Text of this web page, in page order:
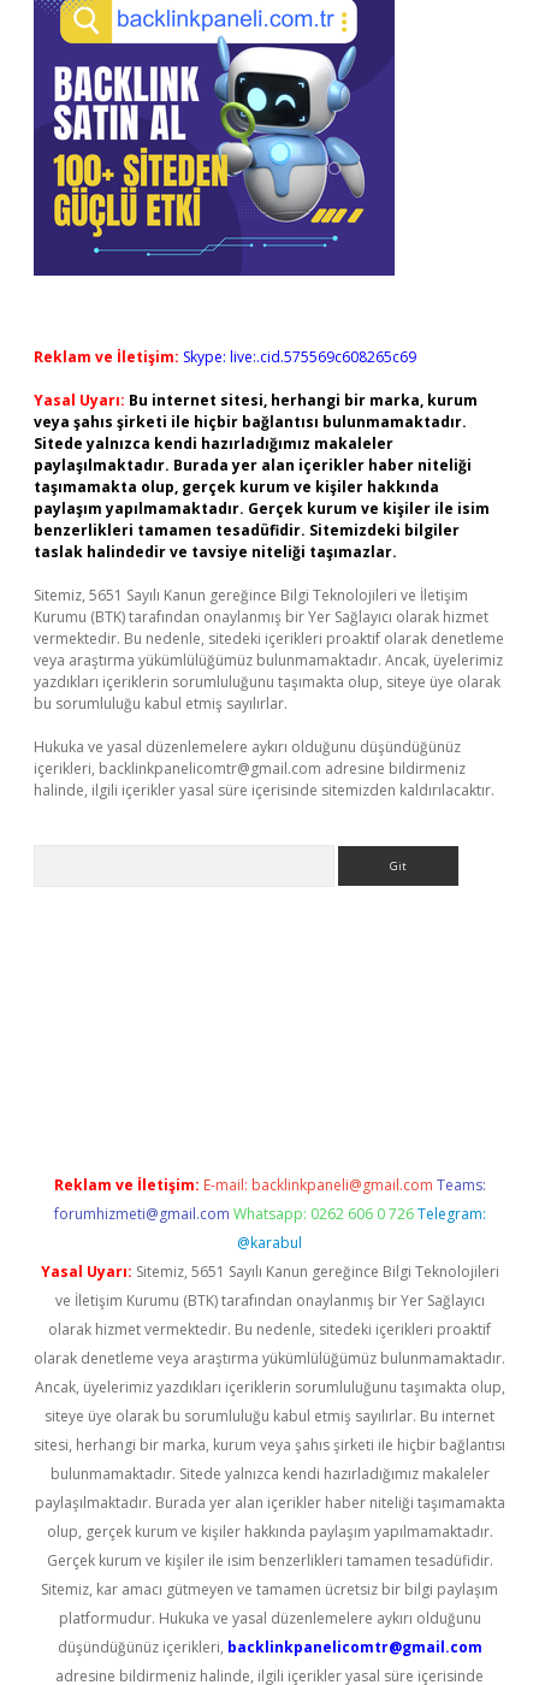
Reklam ve İletişim: Skype: live:.cid.575569c608265c69
Yasal Uyarı: Bu internet sitesi, herhangi bir marka, kurum
veya şahıs şirketi ile hiçbir bağlantısı bulunmamaktadır.
Sitede yalnızca kendi hazırladığımız makaleler
paylaşılmaktadır. Burada yer alan içerikler haber niteliği
taşımamakta olup, gerçek kurum ve kişiler hakkında
paylaşım yapılmamaktadır. Gerçek kurum ve kişiler ile isim
benzerlikleri tamamen tesadüfidir. Sitemizdeki bilgiler
taslak halindedir ve tavsiye niteliği taşımazlar.
Sitemiz, 5651 Sayılı Kanun gereğince Bilgi Teknolojileri ve İletişim
Kurumu (BTK) tarafından onaylanmış bir Yer Sağlayıcı olarak hizmet
vermektedir. Bu nedenle, sitedeki içerikleri proaktif olarak denetleme
veya araştırma yükümlülüğümüz bulunmamaktadır. Ancak, üyelerimiz
yazdıkları içeriklerin sorumluluğunu taşımakta olup, siteye üye olarak
bu sorumluluğu kabul etmiş sayılırlar.
Hukuka ve yasal düzenlemelere aykırı olduğunu düşündüğünüz
içerikleri, backlinkpanelicomtr@gmail.com adresine bildirmeniz
halinde, ilgili içerikler yasal süre içerisinde sitemizden kaldırılacaktır.
Reklam ve İletişim: E-mail: backlinkpaneli@gmail.com Teams:
forumhizmeti@gmail.com Whatsapp: 0262 606 0 726 Telegram:
@karabul
Yasal Uyarı: Sitemiz, 5651 Sayılı Kanun gereğince Bilgi Teknolojileri
ve İletişim Kurumu (BTK) tarafından onaylanmış bir Yer Sağlayıcı
olarak hizmet vermektedir. Bu nedenle, sitedeki içerikleri proaktif
olarak denetleme veya araştırma yükümlülüğümüz bulunmamaktadır.
Ancak, üyelerimiz yazdıkları içeriklerin sorumluluğunu taşımakta olup,
siteye üye olarak bu sorumluluğu kabul etmiş sayılırlar. Bu internet
sitesi, herhangi bir marka, kurum veya şahıs şirketi ile hiçbir bağlantısı
bulunmamaktadır. Sitede yalnızca kendi hazırladığımız makaleler
paylaşılmaktadır. Burada yer alan içerikler haber niteliği taşımamakta
olup, gerçek kurum ve kişiler hakkında paylaşım yapılmamaktadır.
Gerçek kurum ve kişiler ile isim benzerlikleri tamamen tesadüfidir.
Sitemiz, kar amacı gütmeyen ve tamamen ücretsiz bir bilgi paylaşım
platformudur. Hukuka ve yasal düzenlemelere aykırı olduğunu
düşündüğünüz içerikleri, backlinkpanelicomtr@gmail.com
adresine bildirmeniz halinde, ilgili içerikler yasal süre içerisinde